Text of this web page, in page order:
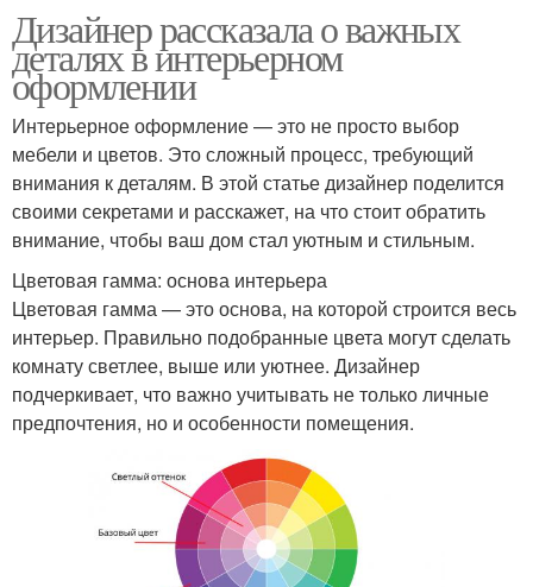
Дизайнер рассказала о важных
деталях в интерьерном
оформлении
Интерьерное оформление — это не просто выбор
мебели и цветов. Это сложный процесс, требующий
внимания к деталям. В этой статье дизайнер поделится
своими секретами и расскажет, на что стоит обратить
внимание, чтобы ваш дом стал уютным и стильным.
Цветовая гамма: основа интерьера
Цветовая гамма — это основа, на которой строится весь
интерьер. Правильно подобранные цвета могут сделать
комнату светлее, выше или уютнее. Дизайнер
подчеркивает, что важно учитывать не только личные
предпочтения, но и особенности помещения.